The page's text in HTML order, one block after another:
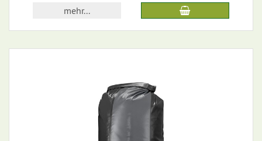
mehr...